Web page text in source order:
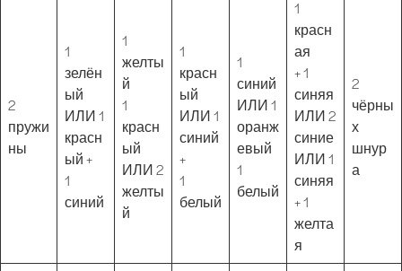
2
пружи
ны
1
зелён
ый
ИЛИ 1
красн
ый +
1
синий
1
желты
й
1
красн
ый
ИЛИ 2
желты
й
1
красн
ый
ИЛИ 1
синий
+
1
белый
1
синий
ИЛИ 1
оранж
евый
1
белый
1
красн
ая
+ 1
синяя
ИЛИ 2
синие
ИЛИ 1
синяя
+ 1
желта
я
2
чёрны
х
шнур
а